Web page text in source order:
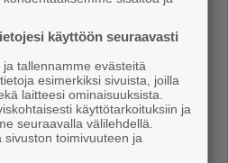
käyttöön seuraavasti
tallennamme evästeitä
esimerkiksi sivuista, joilla
laitteesi ominaisuuksista.
käyttötarkoituksiin ja
seuraavalla välilehdellä.
sivuston toimivuuteen ja